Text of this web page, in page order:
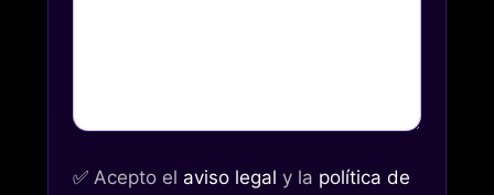
✅ Acepto el aviso legal y la política de